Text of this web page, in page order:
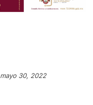
mayo 30, 2022